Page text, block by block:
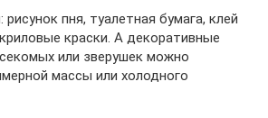
пня, туалетная бумага, клей
краски. А декоративные
или зверушек можно
массы или холодного